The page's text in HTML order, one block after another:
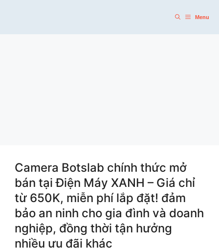
Menu
Camera Botslab chính thức mở
bán tại Điện Máy XANH – Giá chỉ
từ 650K, miễn phí lắp đặt! đảm
bảo an ninh cho gia đình và doanh
nghiệp, đồng thời tận hưởng
nhiều ưu đãi khác